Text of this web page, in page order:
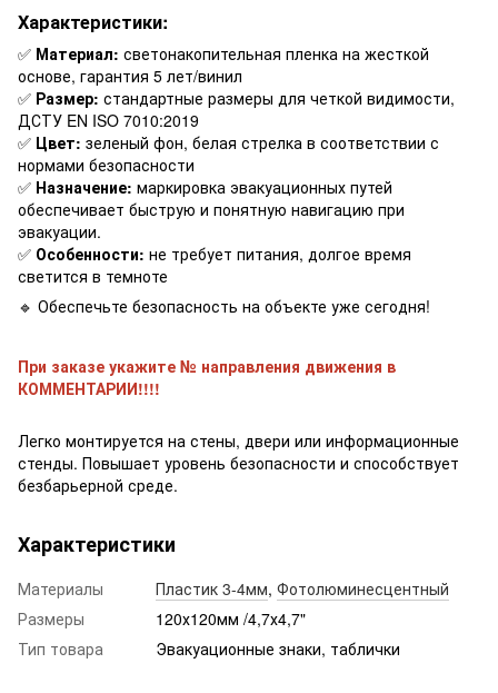
Характеристики:
✅ Материал: светонакопительная пленка на жесткой
основе, гарантия 5 лет/винил
✅ Размер: стандартные размеры для четкой видимости,
ДСТУ EN ISO 7010:2019
✅ Цвет: зеленый фон, белая стрелка в соответствии с
нормами безопасности
✅ Назначение: маркировка эвакуационных путей
обеспечивает быструю и понятную навигацию при
эвакуации.
✅ Особенности: не требует питания, долгое время
светится в темноте
🔹 Обеспечьте безопасность на объекте уже сегодня!
При заказе укажите № направления движения в
КОММЕНТАРИИ!!!!
Легко монтируется на стены, двери или информационные
стенды. Повышает уровень безопасности и способствует
безбарьерной среде.
Характеристики
Материалы Пластик 3-4мм, Фотолюминесцентный
Размеры
120х120мм /4,7х4,7"
Тип товара
Эвакуационные знаки, таблички